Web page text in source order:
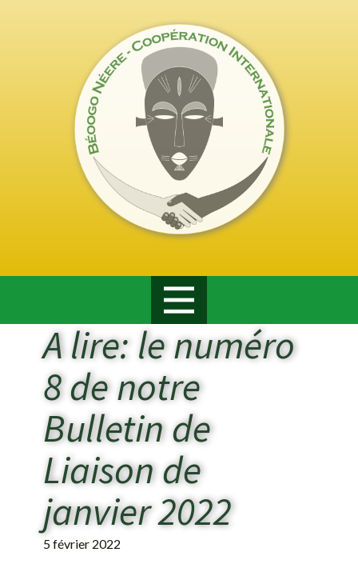
A lire: le numéro
8 de notre
Bulletin de
Liaison de
janvier 2022
5 février 2022